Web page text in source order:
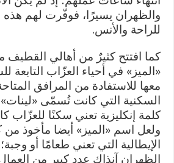
والظهران يسيرًا، فوفّرت لهم هذه
للراحة والأنس.
كما افتتح كثيرٌ من أهالي
«الميز» في أحياء العزّاب التابعة
معها للاستفادة من المرافق
كلمة إنكليزية تعني سكنًا للعزّاب
الإيطالية التي تعني طعامًا أو
الظهران آنذاك عدد كبير من العمال